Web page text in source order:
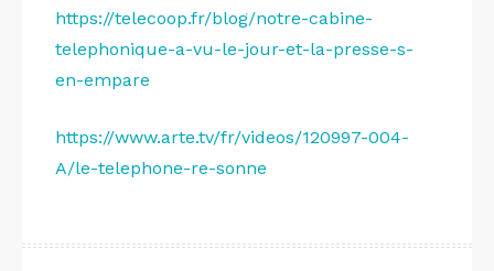
https://telecoop.fr/blog/notre-cabine-
telephonique-a-vu-le-jour-et-la-presse-s-
en-empare
https://www.arte.tv/fr/videos/120997-004-
A/le-telephone-re-sonne